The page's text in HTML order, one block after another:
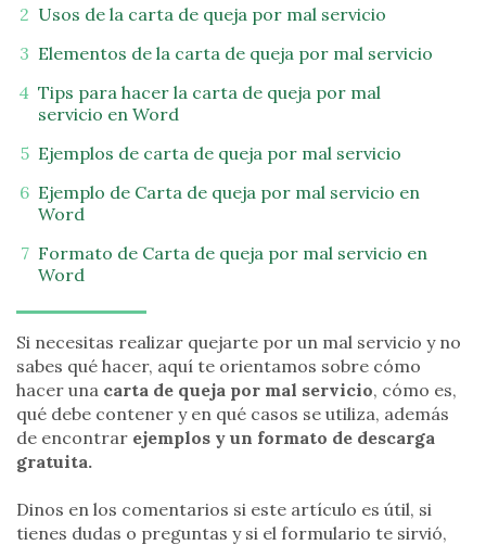
Usos de la carta de queja por mal servicio
Elementos de la carta de queja por mal servicio
Tips para hacer la carta de queja por mal
servicio en Word
Ejemplos de carta de queja por mal servicio
Ejemplo de Carta de queja por mal servicio en
Word
Formato de Carta de queja por mal servicio en
Word
Si necesitas realizar quejarte por un mal servicio y no
sabes qué hacer, aquí te orientamos sobre cómo
hacer una carta de queja por mal servicio, cómo es,
qué debe contener y en qué casos se utiliza, además
de encontrar ejemplos y un formato de descarga
gratuita.
Dinos en los comentarios si este artículo es útil, si
tienes dudas o preguntas y si el formulario te sirvió,